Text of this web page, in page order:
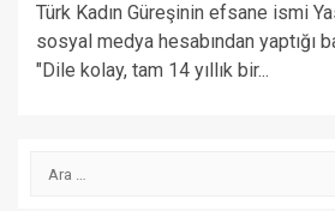
Türk Kadın Güreşinin efsane ismi
sosyal medya hesabından yaptığı
"Dile kolay, tam 14 yıllık bir...
Arama: